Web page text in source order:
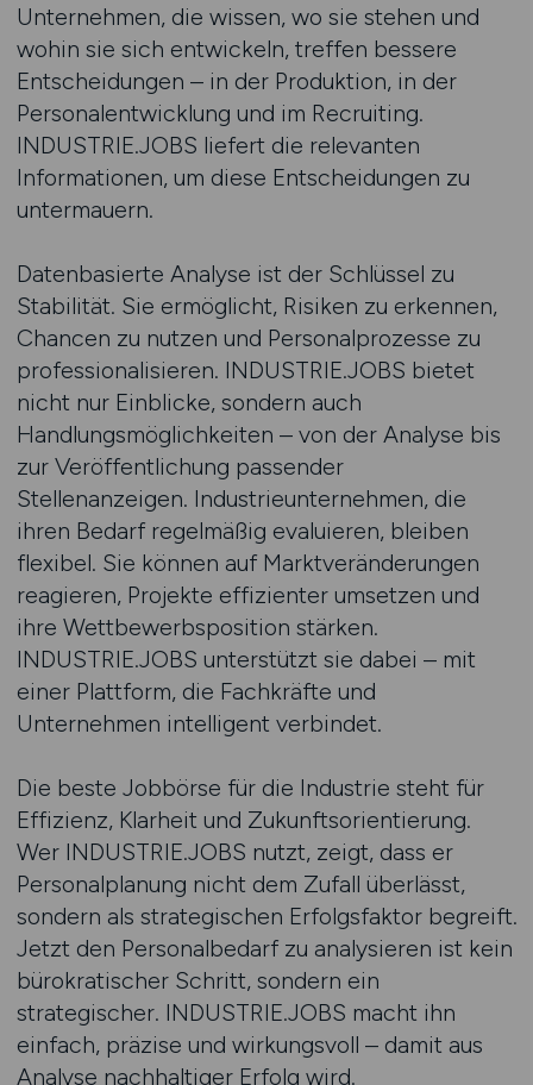
Unternehmen, die wissen, wo sie stehen und
wohin sie sich entwickeln, treffen bessere
Entscheidungen – in der Produktion, in der
Personalentwicklung und im Recruiting.
INDUSTRIE.JOBS liefert die relevanten
Informationen, um diese Entscheidungen zu
untermauern.
Datenbasierte Analyse ist der Schlüssel zu
Stabilität. Sie ermöglicht, Risiken zu erkennen,
Chancen zu nutzen und Personalprozesse zu
professionalisieren. INDUSTRIE.JOBS bietet
nicht nur Einblicke, sondern auch
Handlungsmöglichkeiten – von der Analyse bis
zur Veröffentlichung passender
Stellenanzeigen. Industrieunternehmen, die
ihren Bedarf regelmäßig evaluieren, bleiben
flexibel. Sie können auf Marktveränderungen
reagieren, Projekte effizienter umsetzen und
ihre Wettbewerbsposition stärken.
INDUSTRIE.JOBS unterstützt sie dabei – mit
einer Plattform, die Fachkräfte und
Unternehmen intelligent verbindet.
Die beste Jobbörse für die Industrie steht für
Effizienz, Klarheit und Zukunftsorientierung.
Wer INDUSTRIE.JOBS nutzt, zeigt, dass er
Personalplanung nicht dem Zufall überlässt,
sondern als strategischen Erfolgsfaktor begreift.
Jetzt den Personalbedarf zu analysieren ist kein
bürokratischer Schritt, sondern ein
strategischer. INDUSTRIE.JOBS macht ihn
einfach, präzise und wirkungsvoll – damit aus
Analyse nachhaltiger Erfolg wird.